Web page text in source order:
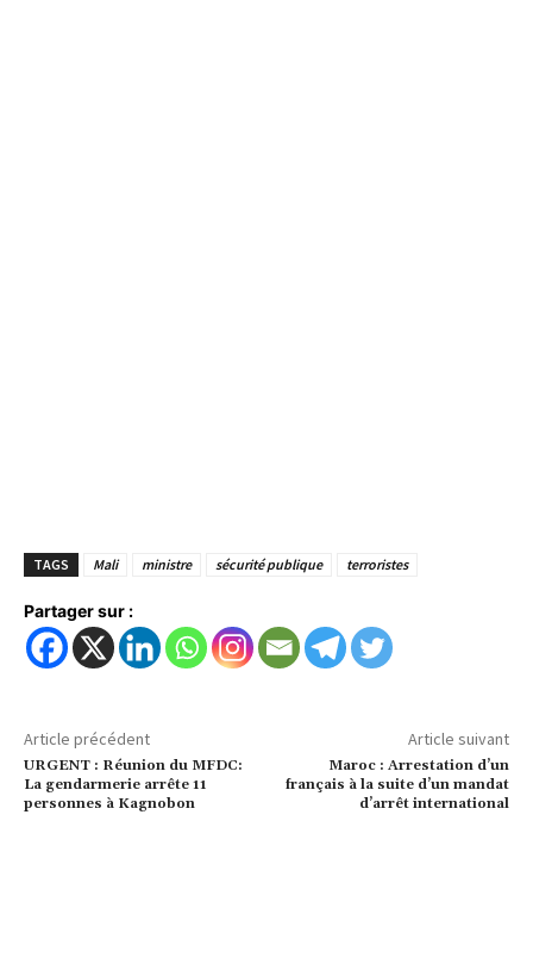
TAGS Mali ministre sécurité publique terroristes
Partager sur :
Article précédent
URGENT : Réunion du MFDC:
La gendarmerie arrête 11
personnes à Kagnobon
Article suivant
Maroc : Arrestation d’un
français à la suite d’un mandat
d’arrêt international